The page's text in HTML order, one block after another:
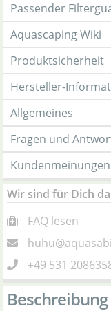
Passender
Aquascaping Wiki
Produktsicherheit
Hersteller-
Allgemeines
Fragen und
Kundenmeinungen
Wir sind für Dich
FAQ lesen
+49 531
Beschreibung